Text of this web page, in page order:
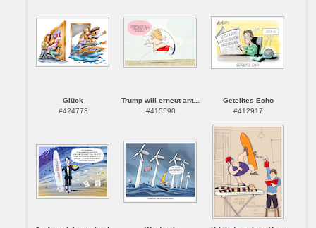
Glück
#424773
Trump will erneut ant...
#415590
Geteiltes Echo
#412917